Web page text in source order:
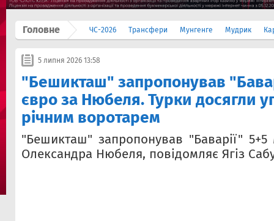
Головне ЧС-2026 Трансфери Мунгенге Мудрик
5 липня 2026 13:58
"Бешикташ" запропонував
євро за Нюбеля. Турки досягли
річним воротарем
"Бешикташ" запропонував "Баварії" 5+5
Олександра Нюбеля, повідомляє Ягіз